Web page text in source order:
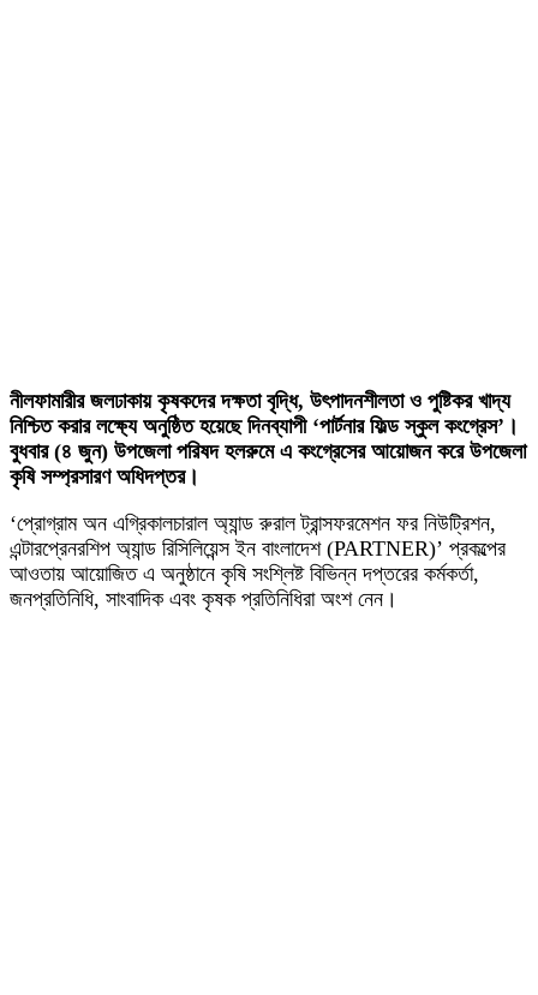
নীলফামারীর জলঢাকায় কৃষকদের দক্ষতা বৃদ্ধি, উৎপাদনশীলতা ও পুষ্টিকর খাদ্য
নিশ্চিত করার লক্ষ্যে অনুষ্ঠিত হয়েছে দিনব্যাপী ‘পার্টনার ফিল্ড স্কুল কংগ্রেস’।
বুধবার (৪ জুন) উপজেলা পরিষদ হলরুমে এ কংগ্রেসের আয়োজন করে উপজেলা
কৃষি সম্প্রসারণ অধিদপ্তর।
‘প্রোগ্রাম অন এগ্রিকালচারাল অ্যান্ড রুরাল ট্রান্সফরমেশন ফর নিউট্রিশন,
এন্টারপ্রেনরশিপ অ্যান্ড রিসিলিয়েন্স ইন বাংলাদেশ (PARTNER)’ প্রকল্পের
আওতায় আয়োজিত এ অনুষ্ঠানে কৃষি সংশ্লিষ্ট বিভিন্ন দপ্তরের কর্মকর্তা,
জনপ্রতিনিধি, সাংবাদিক এবং কৃষক প্রতিনিধিরা অংশ নেন।